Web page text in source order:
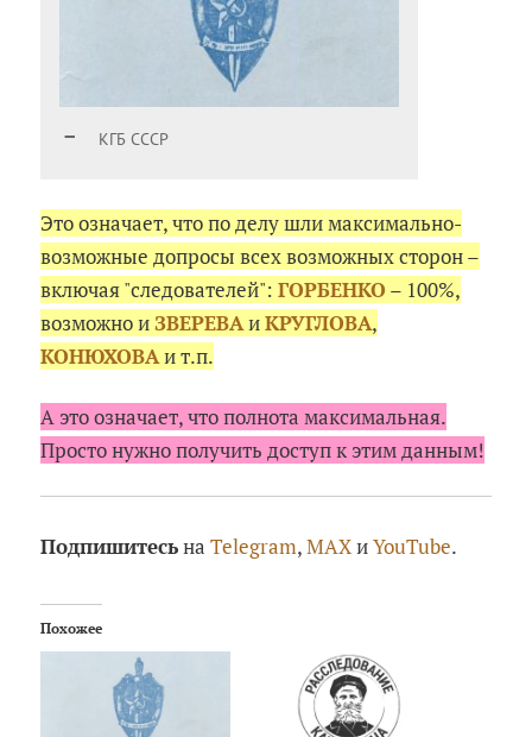
КГБ СССР
Это означает, что по делу шли максимально-
возможные допросы всех возможных сторон –
включая "следователей":ГОРБЕНКО – 100%,
возможно иЗВЕРЕВАиКРУГЛОВА,
КОНЮХОВАи т.п.
А это означает, что полнота максимальная.
Просто нужно получить доступ к этим данным!
ПодпишитесьнаTelegram,MAXиYouTube.
Похожее